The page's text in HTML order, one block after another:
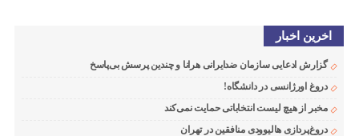
اخرین اخبار
گزارش ادعایی سازمان ضدایرانی هرانا و چندین پرسش بی‌پاسخ
دروغ اورژانسی در دانشگاه!
مخبر از هیچ لیست انتخاباتی حمایت نمی‌کند
دروغ‌پردازی هالیوودی منافقین در تهران